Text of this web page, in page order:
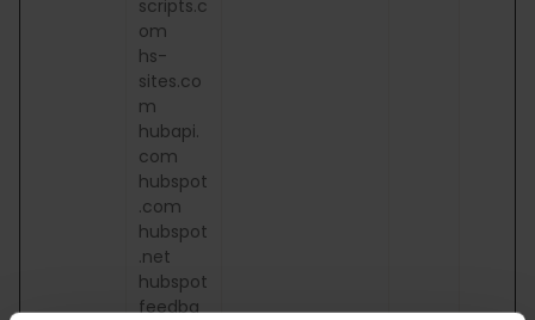
scripts.c
om
hs-
sites.co
m
hubapi.
com
hubspot
.com
hubspot
.net
hubspot
feedba